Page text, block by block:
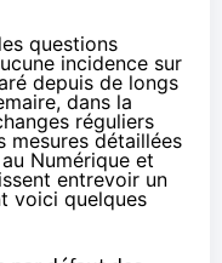
questions
incidence sur
depuis de longs
dans la
réguliers
mesures détaillées
Numérique et
entrevoir un
voici quelques